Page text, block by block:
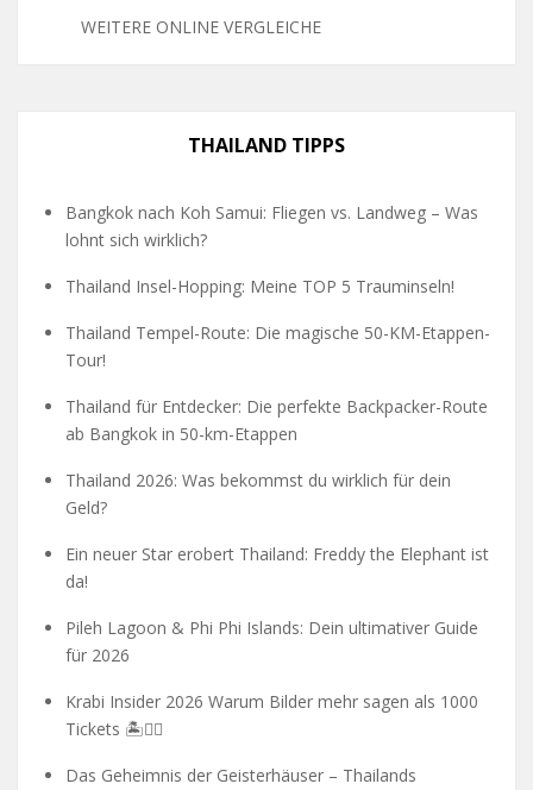
WEITERE ONLINE VERGLEICHE
THAILAND TIPPS
Bangkok nach Koh Samui: Fliegen vs. Landweg – Was
lohnt sich wirklich?
Thailand Insel-Hopping: Meine TOP 5 Trauminseln!
Thailand Tempel-Route: Die magische 50-KM-Etappen-
Tour!
Thailand für Entdecker: Die perfekte Backpacker-Route
ab Bangkok in 50-km-Etappen
Thailand 2026: Was bekommst du wirklich für dein
Geld?
Ein neuer Star erobert Thailand: Freddy the Elephant ist
da!
Pileh Lagoon & Phi Phi Islands: Dein ultimativer Guide
für 2026
Krabi Insider 2026 Warum Bilder mehr sagen als 1000
Tickets 🏝️🧗‍♂️
Das Geheimnis der Geisterhäuser – Thailands